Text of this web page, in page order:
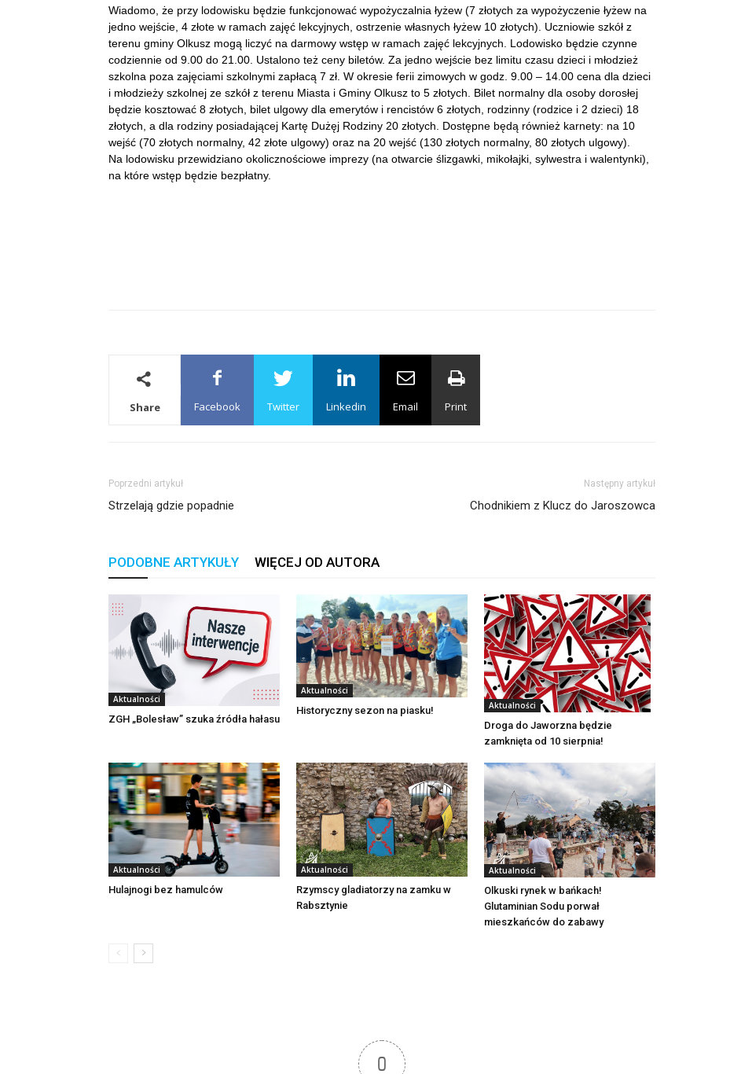
Wiadomo, że przy lodowisku będzie funkcjonować wypożyczalnia łyżew (7 złotych za wypożyczenie łyżew na
jedno wejście, 4 złote w ramach zajęć lekcyjnych, ostrzenie własnych łyżew 10 złotych). Uczniowie szkół z
terenu gminy Olkusz mogą liczyć na darmowy wstęp w ramach zajęć lekcyjnych. Lodowisko będzie czynne
codziennie od 9.00 do 21.00. Ustalono też ceny biletów. Za jedno wejście bez limitu czasu dzieci i młodzież
szkolna poza zajęciami szkolnymi zapłacą 7 zł. W okresie ferii zimowych w godz. 9.00 – 14.00 cena dla dzieci
i młodzieży szkolnej ze szkół z terenu Miasta i Gminy Olkusz to 5 złotych. Bilet normalny dla osoby dorosłej
będzie kosztować 8 złotych, bilet ulgowy dla emerytów i rencistów 6 złotych, rodzinny (rodzice i 2 dzieci) 18
złotych, a dla rodziny posiadającej Kartę Dużęj Rodziny 20 złotych. Dostępne będą również karnety: na 10
wejść (70 złotych normalny, 42 złote ulgowy) oraz na 20 wejść (130 złotych normalny, 80 złotych ulgowy).
Na lodowisku przewidziano okolicznościowe imprezy (na otwarcie ślizgawki, mikołajki, sylwestra i walentynki),
na które wstęp będzie bezpłatny.
Share Facebook Twitter Linkedin Email Print
Poprzedni artykuł
Strzelają gdzie popadnie
Następny artykuł
Chodnikiem z Klucz do Jaroszowca
PODOBNE ARTYKUŁY WIĘCEJ OD AUTORA
Aktualności
ZGH „Bolesław” szuka źródła hałasu
Aktualności
Historyczny sezon na piasku! Aktualności
Droga do Jaworzna będzie
zamknięta od 10 sierpnia!
Aktualności
Hulajnogi bez hamulców
Aktualności
Rzymscy gladiatorzy na zamku w
Rabsztynie
Aktualności
Olkuski rynek w bańkach!
Glutaminian Sodu porwał
mieszkańców do zabawy
0